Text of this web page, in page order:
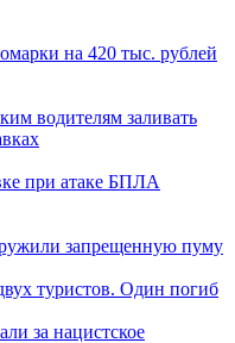
на 420 тыс. рублей
водителям заливать
при атаке БПЛА
запрещенную пуму
туристов. Один погиб
за нацистское